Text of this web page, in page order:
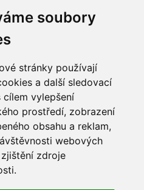
soubory
stránky používají
a další sledovací
cílem vylepšení
prostředí, zobrazení
obsahu a reklam,
webových
zdroje